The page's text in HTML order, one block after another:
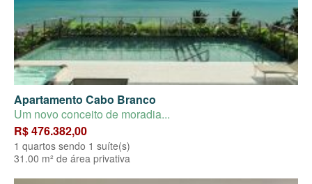
Apartamento Cabo Branco
Um novo conceito de moradia...
R$ 476.382,00
1 quartos sendo 1 suíte(s)
31.00 m² de área privativa